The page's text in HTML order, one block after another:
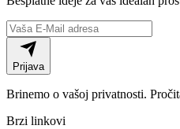
Prijava
Brinemo o vašoj privatnosti.
Brzi linkovi